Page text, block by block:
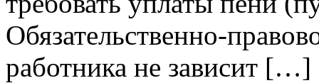
Обязательственно-
работника не зависит […]